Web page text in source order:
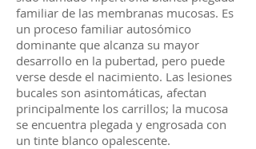
familiar de las membranas mucosas. Es
un proceso familiar autosómico
dominante que alcanza su mayor
desarrollo en la pubertad, pero puede
verse desde el nacimiento. Las lesiones
bucales son asintomáticas, afectan
principalmente los carrillos; la mucosa
se encuentra plegada y engrosada con
un tinte blanco opalescente.